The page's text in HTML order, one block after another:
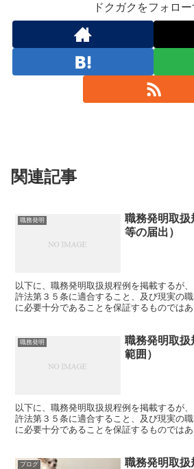
ドクガクをフォロー
関連記事
職務発明
職務発明取扱
等の届出）
以下に、職務発明取扱規程例を掲載するが
許法第３５条に適合すること、及び現実の
に必要十分であることを保証するものでは
職務発明
職務発明取扱
範囲）
以下に、職務発明取扱規程例を掲載するが
許法第３５条に適合すること、及び現実の
に必要十分であることを保証するものでは
ブログ
職務発明取